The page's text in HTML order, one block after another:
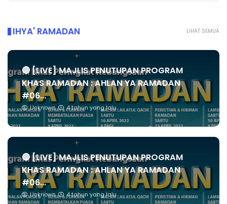
LIHAT SEMUA
IHYA' RAMADAN
🔴 [LIVE] MAJLIS PENUTUPAN PROGRAM
KHAS RAMADAN : AHLAN YA RAMADAN
#06...
Unknown 4 tahun yang lalu
🔴 [LIVE] MAJLIS PENUTUPAN PROGRAM
KHAS RAMADAN : AHLAN YA RAMADAN
#06...
Unknown 4 tahun yang lalu